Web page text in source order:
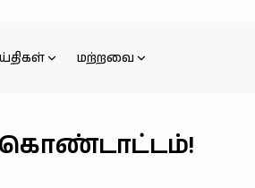
மற்றவை
கொண்டாட்டம்!